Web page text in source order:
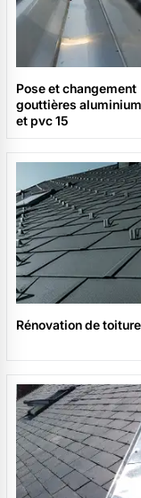
Pose et changement
gouttières
et pvc 15
Rénovation de toiture